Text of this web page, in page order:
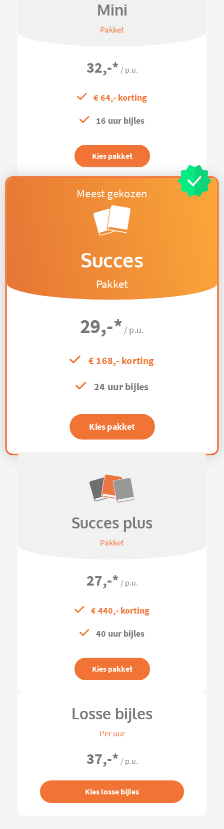
Mini
Pakket
32,-* / p.u.
€ 64,- korting
16 uur bijles
Kies pakket
Succes
Pakket
29,-* / p.u.
€ 168,- korting
24 uur bijles
Kies pakket
Succes plus
Pakket
27,-* / p.u.
€ 440,- korting
40 uur bijles
Kies pakket
Losse bijles
Per uur
37,-* / p.u.
Kies losse bijles